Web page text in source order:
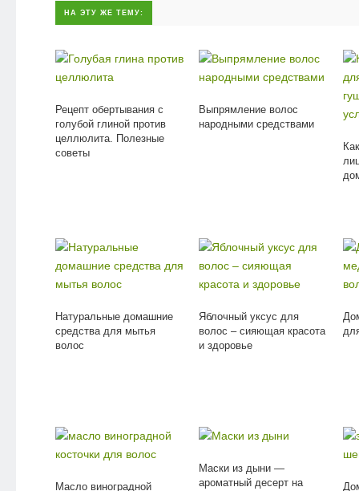
НА ЭТУ ЖЕ ТЕМУ:
Рецепт обертывания с
голубой глиной против
целлюлита. Полезные
советы
Выпрямление волос
народными средствами
Натуральные домашние
средства для мытья
волос
Яблочный уксус для
волос – сияющая красота
и здоровье
Масло виноградной
Маски из дыни —
ароматный десерт на